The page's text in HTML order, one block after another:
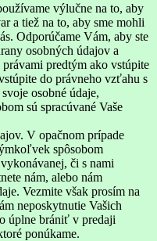
výlučne na to, aby
a tiež na to, aby sme mohli
Odporúčame Vám, aby ste
osobných údajov a
predtým ako vstúpite
do právneho vzťahu s
osobné údaje,
sú spracúvané Vaše
V opačnom prípade
spôsobom
či s nami
nám, alebo nám
Vezmite však prosím na
neposkytnutie Vašich
úplne brániť v predaji
ponúkame.